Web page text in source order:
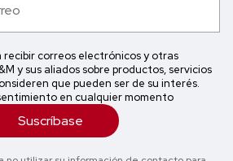
correos electrónicos y otras
y sus aliados sobre productos, servicios
que pueden ser de su interés.
en cualquier momento
Suscríbase